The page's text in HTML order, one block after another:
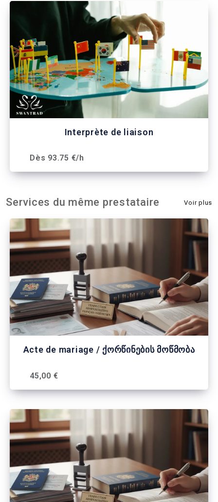
Interprète de liaison
Dès 93.75 €/h
Services du même prestataire Voir plus
Acte de mariage / ქორწინების მოწმობა
45,00 €